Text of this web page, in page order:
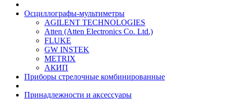
Осциллографы-мультиметры
AGILENT TECHNOLOGIES
Atten (Atten Electronics Co. Ltd.)
FLUKE
GW INSTEK
METRIX
АКИП
Приборы стрелочные комбинированные
Принадлежности и аксессуары